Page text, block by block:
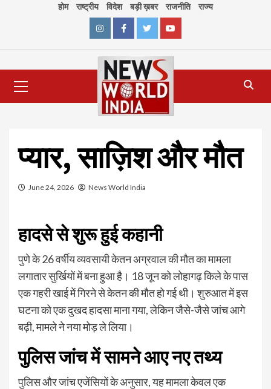
होम राष्ट्रीय विदेश बड़ी ख़बर राजनीति राज्य
InstagramFacebookTwitterYoutube
Menu
प्यार, साज़िश और मौत
June 24, 2026 News World India
हादसे से शुरू हुई कहानी
पुणे के 26 वर्षीय व्यवसायी केतन अग्रवाल की मौत का मामला
लगातार सुर्खियों में बना हुआ है। 18 जून को लोहागढ़ किले के पास
एक गहरी खाई में गिरने से केतन की मौत हो गई थी। शुरुआत में इस
घटना को एक दुखद हादसा माना गया, लेकिन जैसे-जैसे जांच आगे
बढ़ी, मामले ने नया मोड़ ले लिया।
पुलिस जांच में सामने आए नए तथ्य
पुलिस और जांच एजेंसियों के अनुसार, यह मामला केवल एक